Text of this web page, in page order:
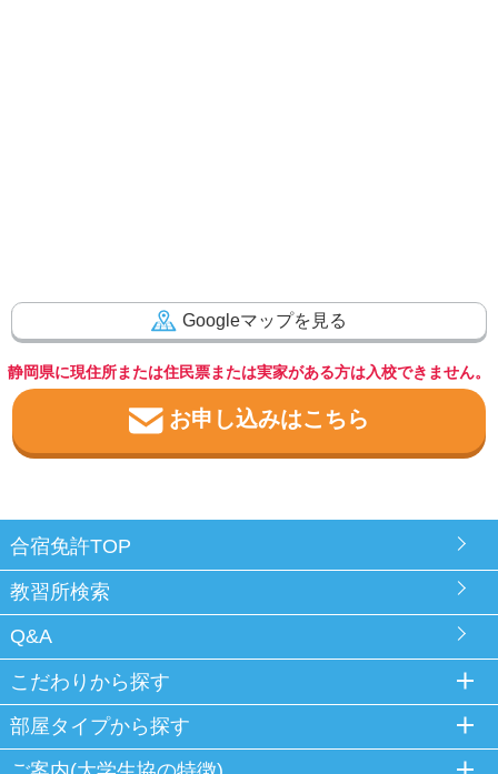
Googleマップを見る
静岡県に現住所または住民票または実家がある方は入校できません。
お申し込みはこちら
合宿免許TOP
教習所検索
Q&A
こだわりから探す
部屋タイプから探す